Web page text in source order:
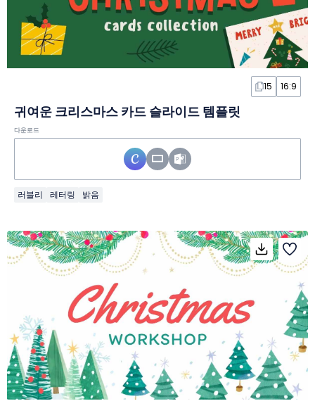
15 16:9
귀여운 크리스마스 카드 슬라이드 템플릿
다운로드
러블리 레터링 밝음